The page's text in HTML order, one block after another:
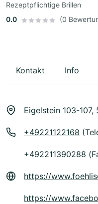
Rezeptpflichtige Brillen
0.0
(0
Kontakt Info
Eigelstein 103-107,
+49221122168
+492211390288
https://
https://